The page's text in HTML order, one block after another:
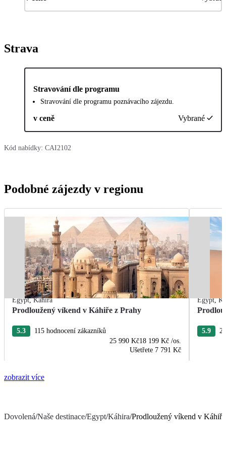
Strava
Stravování dle programu
Stravování dle programu poznávacího zájezdu.
v ceně Vybrané
Kód nabídky: CAI2102
Podobné zájezdy v regionu
Egypt,Káhira
Prodloužený víkend v Káhiře z Prahy
5.3
115 hodnocení zákazníků
25 990 Kč18 199 Kč /os.
Ušetřete 7 791 Kč
Egypt,
5.9
zobrazit více
Dovolená/Naše destinace/Egypt/Káhira/Prodloužený víkend v